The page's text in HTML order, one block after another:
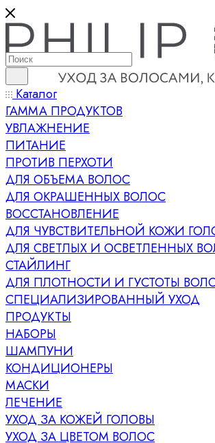
Каталог
ГАММА ПРОДУКТОВ
УВЛАЖНЕНИЕ
ПИТАНИЕ
ПРОТИВ ПЕРХОТИ
ДЛЯ ОБЪЕМА ВОЛОС
ДЛЯ ОКРАШЕННЫХ ВОЛОС
ВОССТАНОВЛЕНИЕ
ДЛЯ ЧУВСТВИТЕЛЬНОЙ КОЖИ
ДЛЯ СВЕТЛЫХ И ОСВЕТЛЕННЫХ
СТАЙЛИНГ
ДЛЯ ПЛОТНОСТИ И ГУСТОТЫ
СПЕЦИАЛИЗИРОВАННЫЙ УХОД
ПРОДУКТЫ
НАБОРЫ
ШАМПУНИ
КОНДИЦИОНЕРЫ
МАСКИ
ЛЕЧЕНИЕ
УХОД ЗА КОЖЕЙ ГОЛОВЫ
УХОД ЗА ЦВЕТОМ ВОЛОС